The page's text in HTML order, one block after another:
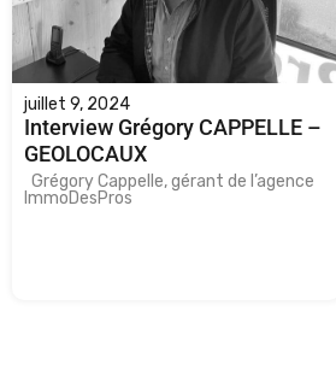
juillet 9, 2024
Interview Grégory CAPPELLE –
GEOLOCAUX
Grégory Cappelle, gérant de l’agence
ImmoDesPros